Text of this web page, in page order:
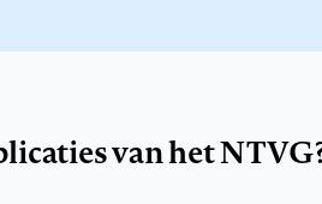
van het